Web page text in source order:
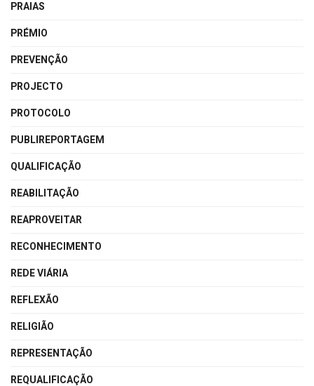
PRAIAS
PRÉMIO
PREVENÇÃO
PROJECTO
PROTOCOLO
PUBLIREPORTAGEM
QUALIFICAÇÃO
REABILITAÇÃO
REAPROVEITAR
RECONHECIMENTO
REDE VIÁRIA
REFLEXÃO
RELIGIÃO
REPRESENTAÇÃO
REQUALIFICAÇÃO